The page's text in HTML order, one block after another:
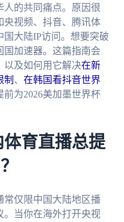
人的共同痛点。原因很
央视频、抖音、腾讯体
大陆IP访问。想要突破
国加速器。这篇指南会
以及如何用它解决在新
制 、 在韩国看抖音世界
前为2026美加墨世界杯
育直播总提
常仅限中国大陆地区播
。当你在海外打开央视